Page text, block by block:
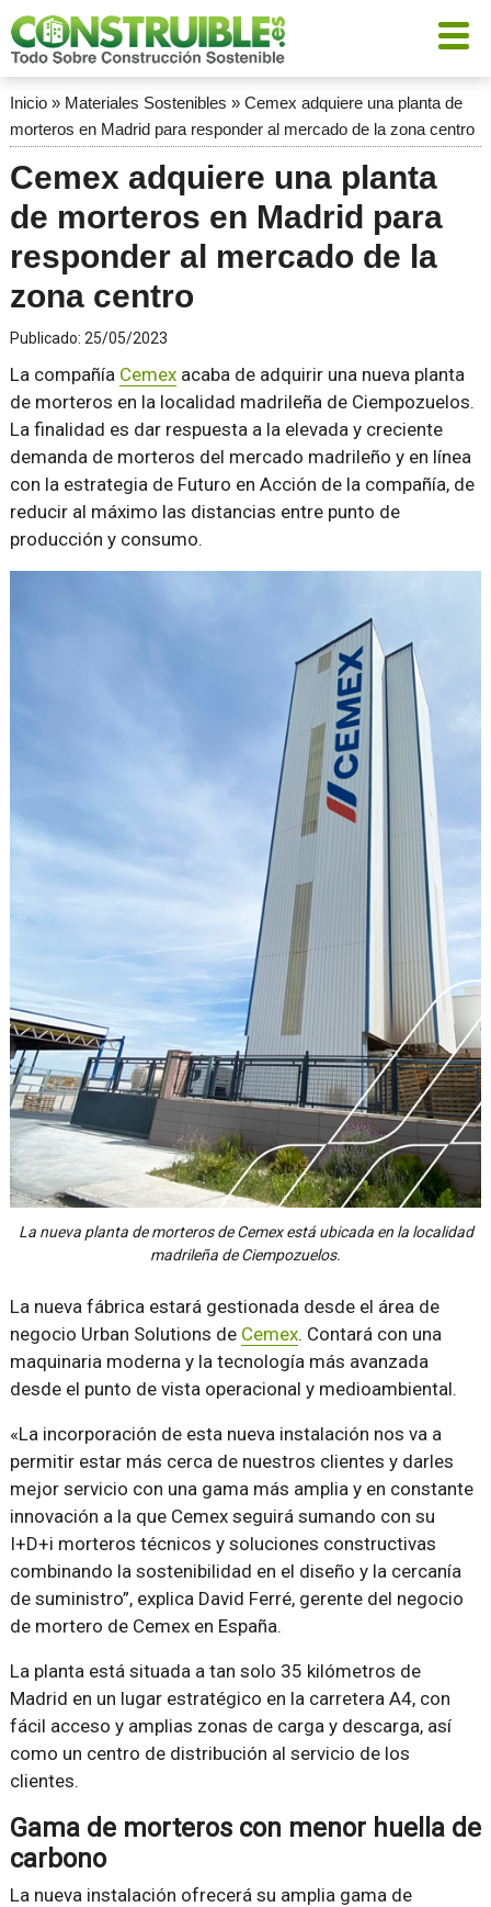
Inicio» Materiales Sostenibles » Cemex adquiere una planta de
morteros en Madrid para responder al mercado de la zona centro
Cemex adquiere una planta
de morteros en Madrid para
responder al mercado de la
zona centro
Publicado: 25/05/2023
La compañía Cemexacaba de adquirir una nueva planta
de morteros en la localidad madrileña de Ciempozuelos.
La finalidad es dar respuesta a la elevada y creciente
demanda de morteros del mercado madrileño y en línea
con la estrategia de Futuro en Acción de la compañía, de
reducir al máximo las distancias entre punto de
producción y consumo.
La nueva planta de morteros de Cemex está ubicada en la localidad
madrileña de Ciempozuelos.
La nueva fábrica estará gestionada desde el área de
negocio Urban Solutions de Cemex. Contará con una
maquinaria moderna y la tecnología más avanzada
desde el punto de vista operacional y medioambiental.
«La incorporación de esta nueva instalación nos va a
permitir estar más cerca de nuestros clientes y darles
mejor servicio con una gama más amplia y en constante
innovación a la que Cemex seguirá sumando con su
I+D+i morteros técnicos y soluciones constructivas
combinando la sostenibilidad en el diseño y la cercanía
de suministro”, explica David Ferré, gerente del negocio
de mortero de Cemex en España.
La planta está situada a tan solo 35 kilómetros de
Madrid en un lugar estratégico en la carretera A4, con
fácil acceso y amplias zonas de carga y descarga, así
como un centro de distribución al servicio de los
clientes.
Gama de morteros con menor huella de
carbono
La nueva instalación ofrecerá su amplia gama de